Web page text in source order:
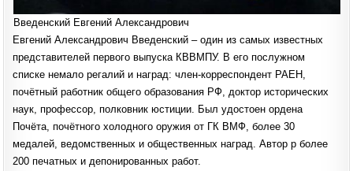
Введенский Евгений Александрович
Евгений Александрович Введенский – один из самых известных
представителей первого выпуска КВВМПУ. В его послужном
списке немало регалий и наград: член-корреспондент РАЕН,
почётный работник общего образования РФ, доктор исторических
наук, профессор, полковник юстиции. Был удостоен ордена
Почёта, почётного холодного оружия от ГК ВМФ, более 30
медалей, ведомственных и общественных наград. Автор р более
200 печатных и депонированных работ.